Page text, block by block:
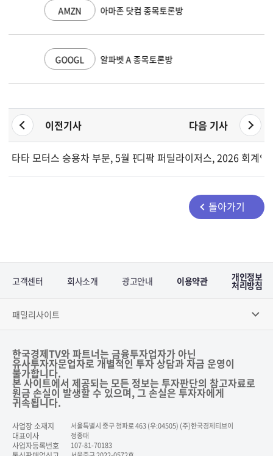
AMZN 아마존 닷컴 종목토론방
GOOGL 알파벳 A 종목토론방
이전기사 다음 기사
타타 모터스 승용차 부문, 5월 판매 42% 급증...전기차 판매량
디팍 퍼틸라이저스, 2026 회계
돌아가기
고객센터 회사소개 광고안내 이용약관 개인정보
처리방침
패밀리사이트
한국경제TV와 파트너는 금융투자업자가 아닌
유사투자자문업자로 개별적인 투자 상담과 자금 운영이
불가합니다.
본 사이트에서 제공되는 모든 정보는 투자판단의 참고자료로
원금 손실이 발생할 수 있으며, 그 손실은 투자자에게
귀속됩니다.
사업장 소재지 서울특별시 중구 청파로 463 (우:04505) (주)한국경제티브이
대표이사 정종태
사업자등록번호 107-81-70183